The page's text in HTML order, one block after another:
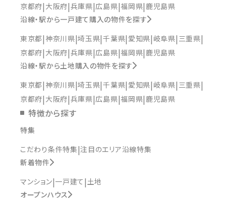
京都府 大阪府 兵庫県 広島県 福岡県 鹿児島県
沿線・駅から一戸建て購入の物件を探す
東京都 神奈川県 埼玉県 千葉県 愛知県 岐阜県 三重県
京都府 大阪府 兵庫県 広島県 福岡県 鹿児島県
沿線・駅から土地購入の物件を探す
東京都 神奈川県 埼玉県 千葉県 愛知県 岐阜県 三重県
京都府 大阪府 兵庫県 広島県 福岡県 鹿児島県
特徴から探す
特集
こだわり条件特集 注目のエリア沿線特集
新着物件
マンション 一戸建て 土地
オープンハウス